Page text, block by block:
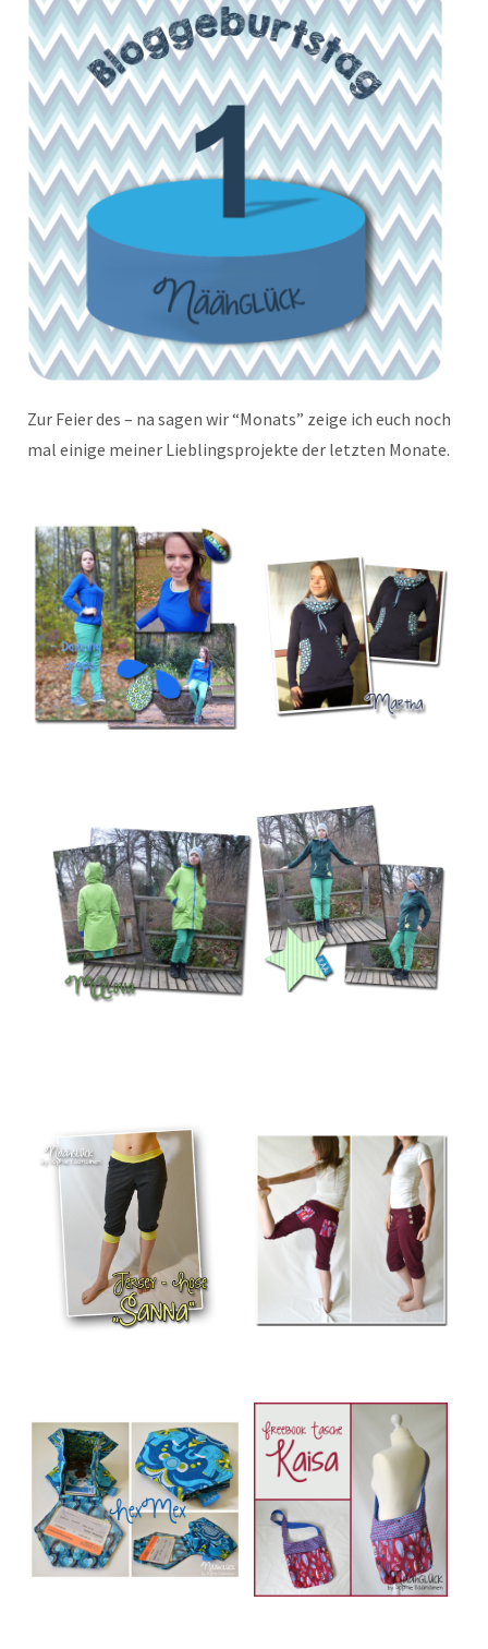
Zur Feier des – na sagen wir “Monats” zeige ich euch noch
mal einige meiner Lieblingsprojekte der letzten Monate.